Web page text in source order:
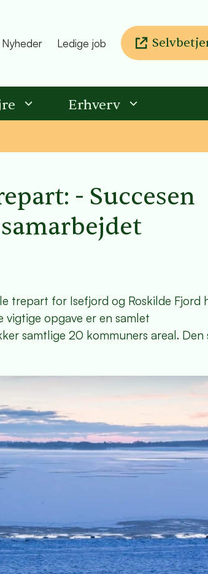
Nyheder Ledige job
Erhverv
- Succesen
trepart for Isefjord og Roskilde Fjord
opgave er en samlet
samtlige 20 kommuners areal. Den